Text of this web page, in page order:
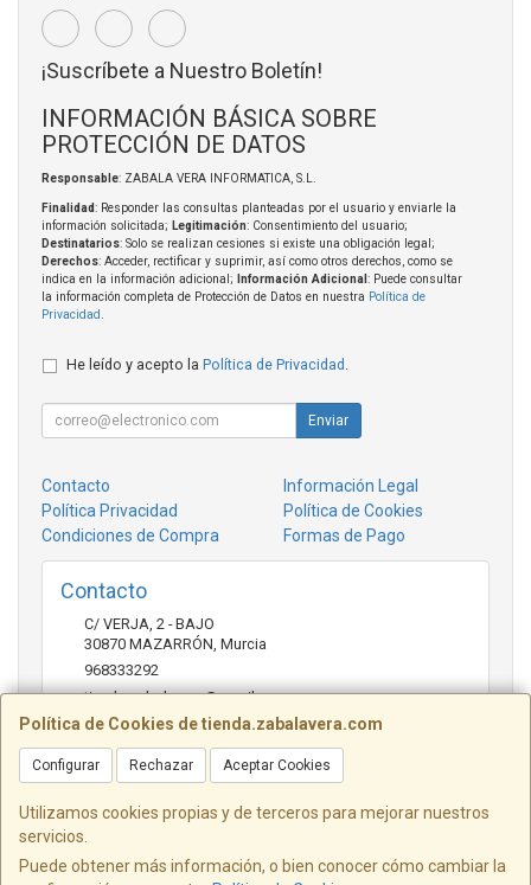
Política de Cookies de tienda.zabalavera.com
Configurar Rechazar Aceptar Cookies
Utilizamos cookies propias y de terceros para mejorar nuestros
servicios.
Puede obtener más información, o bien conocer cómo cambiar la
¡Suscríbete a Nuestro Boletín!
INFORMACIÓN BÁSICA SOBRE
PROTECCIÓN DE DATOS
Responsable: ZABALA VERA INFORMATICA, S.L.
Finalidad: Responder las consultas planteadas por el usuario y enviarle la
información solicitada; Legitimación: Consentimiento del usuario;
Destinatarios: Solo se realizan cesiones si existe una obligación legal;
Derechos: Acceder, rectificar y suprimir, así como otros derechos, como se
indica en la información adicional;
Información Adicional : Puede consultar
la información completa de Protección de Datos en nuestra Política de
Privacidad
He leído y acepto la Política de Privacidad .
Enviar
Contacto
Información Legal
Política Privacidad
Política de Cookies
Condiciones de Compra
Formas de Pago
Contacto
C/ VERJA, 2 - BAJO
30870 MAZARRÓN, Murcia
968333292
tienda.zabalavera@gmail.com
Horario
9:30-14:00 y 17:30-20:00